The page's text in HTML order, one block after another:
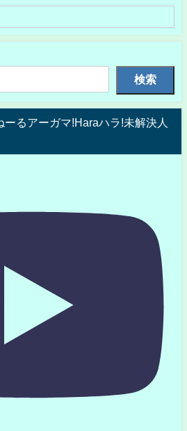
検索
ーるアーガマ!Haraハラ!未解決人